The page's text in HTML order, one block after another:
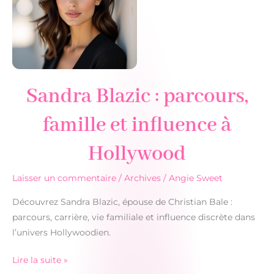
Sandra Blazic : parcours,
famille et influence à
Hollywood
Laisser un commentaire / Archives / Angie Sweet
Découvrez Sandra Blazic, épouse de Christian Bale :
parcours, carrière, vie familiale et influence discrète dans
l’univers Hollywoodien.
Sandra
Lire la suite »